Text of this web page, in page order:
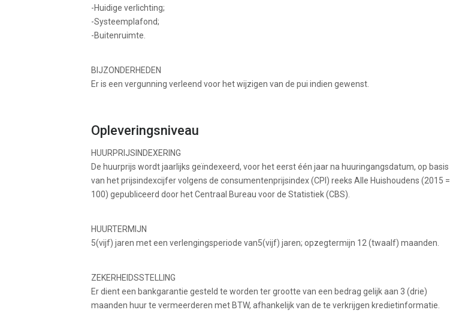
-Huidige verlichting;
-Systeemplafond;
-Buitenruimte.
BIJZONDERHEDEN
Er is een vergunning verleend voor het wijzigen van de pui indien gewenst.
Opleveringsniveau
HUURPRIJSINDEXERING
De huurprijs wordt jaarlijks geïndexeerd, voor het eerst één jaar na huuringangsdatum, op basis
van het prijsindexcijfer volgens de consumentenprijsindex (CPI) reeks Alle Huishoudens (2015 =
100) gepubliceerd door het Centraal Bureau voor de Statistiek (CBS).
HUURTERMIJN
5(vijf) jaren met een verlengingsperiode van5(vijf) jaren; opzegtermijn 12 (twaalf) maanden.
ZEKERHEIDSSTELLING
Er dient een bankgarantie gesteld te worden ter grootte van een bedrag gelijk aan 3 (drie)
maanden huur te vermeerderen met BTW, afhankelijk van de te verkrijgen kredietinformatie.